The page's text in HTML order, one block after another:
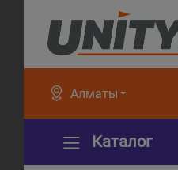
Алматы
Каталог